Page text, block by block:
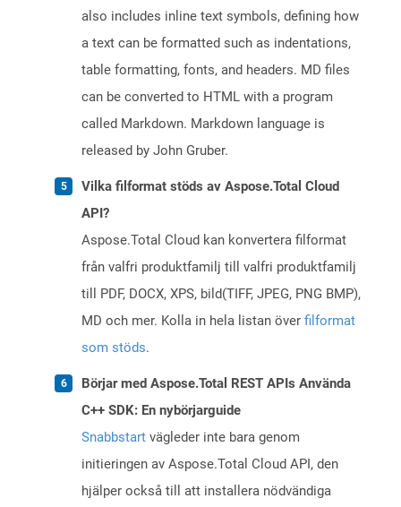
also includes inline text symbols, defining how
a text can be formatted such as indentations,
table formatting, fonts, and headers. MD files
can be converted to HTML with a program
called Markdown. Markdown language is
released by John Gruber.
Vilka filformat stöds av Aspose.Total Cloud
API?
Aspose.Total Cloud kan konvertera filformat
från valfri produktfamilj till valfri produktfamilj
till PDF, DOCX, XPS, bild(TIFF, JPEG, PNG BMP),
MD och mer. Kolla in hela listan över filformat
som stöds.
Börjar med Aspose.Total REST APIs Använda
C++ SDK: En nybörjarguide
Snabbstart vägleder inte bara genom
initieringen av Aspose.Total Cloud API, den
hjälper också till att installera nödvändiga